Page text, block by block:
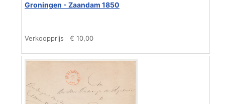
Groningen - Zaandam 1850
Verkoopprijs € 10,00